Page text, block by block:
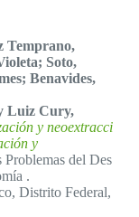
Temprano,
Soto,
Benavides,
Luiz Cury,
y neoextracci
y
del Des
.
Distrito Federal,